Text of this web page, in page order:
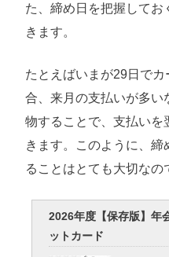
た、締め日を把握して
きます。
たとえばいまが29日で
合、来月の支払いが多い
物することで、支払いを
きます。このように、
ることはとても大切なの
2026年度【保存版】年
ットカード